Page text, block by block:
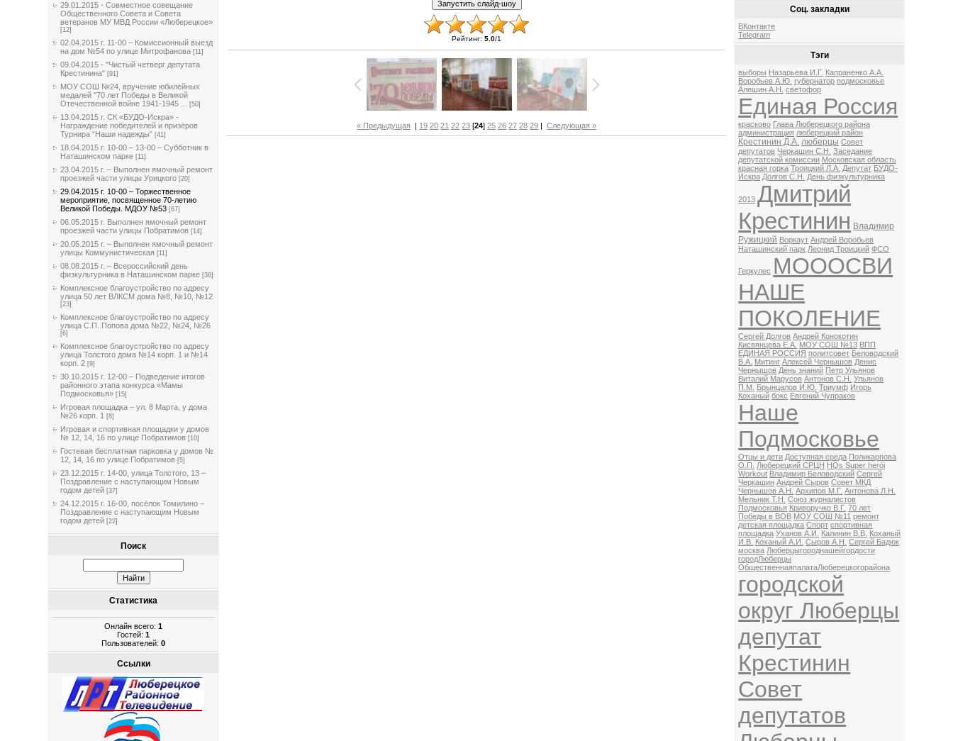
29.01.2015 - Совместное совещание
Общественного Совета и Совета
ветеранов МУ МВД России «Люберецкое»
[12]
02.04.2015 г. 11-00 – Комиссионный выезд
на дом №54 по улице Митрофанова [11]
09.04.2015 - "Чистый четверг депутата
Крестинина" [91]
МОУ СОШ №24, вручение юбилейных
медалей "70 лет Победы в Великой
Отечественной войне 1941-1945 ...
[50]
13.04.2015 г. СК «БУДО-Искра» -
Награждение победителей и призёров
Турнира “Наши надежды” [41]
18.04.2015 г. 10-00 – 13-00 – Субботник в
Наташинском парке [11]
23.04.2015 г. – Выполнен ямочный ремонт
проезжей части улицы Урицкого [20]
29.04.2015 г. 10-00 – Торжественное
мероприятие, посвященное 70-летию
Великой Победы. МДОУ №53 [67]
06.05.2015 г. Выполнен ямочный ремонт
проезжей части улицы Побратимов [14]
20.05.2015 г. – Выполнен ямочный ремонт
улицы Коммунистическая [11]
08.08.2015 г. – Всероссийский день
физкультурника в Наташинском парке [36]
Комплексное благоустройство по адресу
улица 50 лет ВЛКСМ дома №8, №10, №12
[23]
Комплексное благоустройство по адресу
улица С.П. Попова дома №22, №24, №26
[6]
Комплексное благоустройство по адресу
улица Толстого дома №14 корп. 1 и №14
корп. 2 [9]
30.10.2015 г. 12-00 – Подведение итогов
районного этапа конкурса «Мамы
Подмосковья» [15]
Игровая площадка – ул. 8 Марта, у дома
№26 корп. 1 [8]
Игровая и спортивная площадки у домов
№ 12, 14, 16 по улице Побратимов [10]
Гостевая бесплатная парковка у домов №
12, 14, 16 по улице Побратимов [5]
23.12.2015 г. 14-00, улица Толстого, 13 –
Поздравление с наступающим Новым
годом детей [37]
24.12.2015 г. 16-00, посёлок Томилино –
Поздравление с наступающим Новым
годом детей [22]
Поиск
Статистика
Онлайн всего:1
Гостей:1
Пользователей:0
Ссылки
Рейтинг: 5.0/1
« Предыдущая | 19 20 21 22 23 [24]25 26 27 28 29 |Следующая »
Соц. закладки
ВКонтакте
Telegram
Тэги
выборы Назарьева И.Г. Капраненко А.А.
Воробьев А.Ю. губернатор подмосковье
Алешин А.Н.
светофор
Единая Россия
красково Глава Люберецкого района
администрация люберецкий район
Крестинин Д.А. люберцы Совет
депутатов Черкашин С.Н.
Заседание
депутатской комиссии Московская область
красная горка Троицкий Л.А. Депутат БУДО-
Искра Долгов С.Н. День физкультурника
2013 Дмитрий
Крестинин Владимир
Ружицкий Воркаут Андрей Воробьев
Наташинский парк Леонид Троицкий ФСО
Геркулес МОООСВИ
НАШЕ
ПОКОЛЕНИЕ
Сергей Долгов Андрей Конокотин
Кисвянцева Е.А. МОУ СОШ №13 ВПП
ЕДИНАЯ РОССИЯ политсовет Беловодский
В.А. Митинг Алексей Чернышов Денис
Чернышов День знаний Петр Ульянов
Виталий Марусов Антонов С.Н.
Ульянов
П.М. Брынцалов И.Ю. Триумф Игорь
Коханый бокс Евгений Чупраков
Наше
Подмосковье
Отцы и дети Доступная среда Поликарпова
О.П.
Люберецкий СРЦН HQs Super herói
Workout Владимир Беловодский Сергей
Черкашин Андрей Сыров Совет МКД
Чернышов А.Н.
Архипов М.Г. Антонова Л.Н.
Мельник Т.Н.
Союз журналистов
Подмосковья Криворучко В.Г. 70 лет
Победы в ВОВ МОУ СОШ №11 ремонт
детская площадка Спорт спортивная
площадка Уханов А.И. Калинин В.В. Коханый
И.В. Коханый А.И. Сыров А.Н.
Сергей Бадюк
москва Люберцыгороднашейгордости
городЛюберцы
ОбщественнаяпалатаЛюберецкогорайона
городской
округ Люберцы
депутат
Крестинин
Совет
депутатов